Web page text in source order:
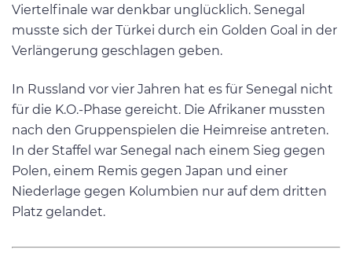
Viertelfinale war denkbar unglücklich. Senegal
musste sich der Türkei durch ein Golden Goal in der
Verlängerung geschlagen geben.
In Russland vor vier Jahren hat es für Senegal nicht
für die K.O.-Phase gereicht. Die Afrikaner mussten
nach den Gruppenspielen die Heimreise antreten.
In der Staffel war Senegal nach einem Sieg gegen
Polen, einem Remis gegen Japan und einer
Niederlage gegen Kolumbien nur auf dem dritten
Platz gelandet.